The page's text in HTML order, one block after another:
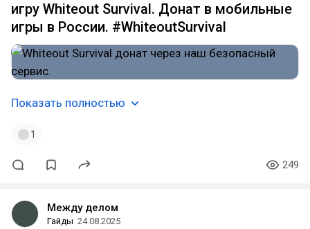
игру Whiteout Survival. Донат в мобильные
игры в России. #WhiteoutSurvival
Показать полностью
1
249
Между делом
Гайды 24.08.2025